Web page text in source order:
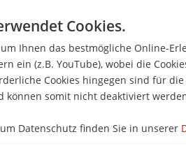
Cookies.
Ihnen das bestmögliche Online-
ein (z.B. YouTube), wobei die
Cookies hingegen sind für
können somit nicht deaktiviert
Datenschutz finden Sie in unserer